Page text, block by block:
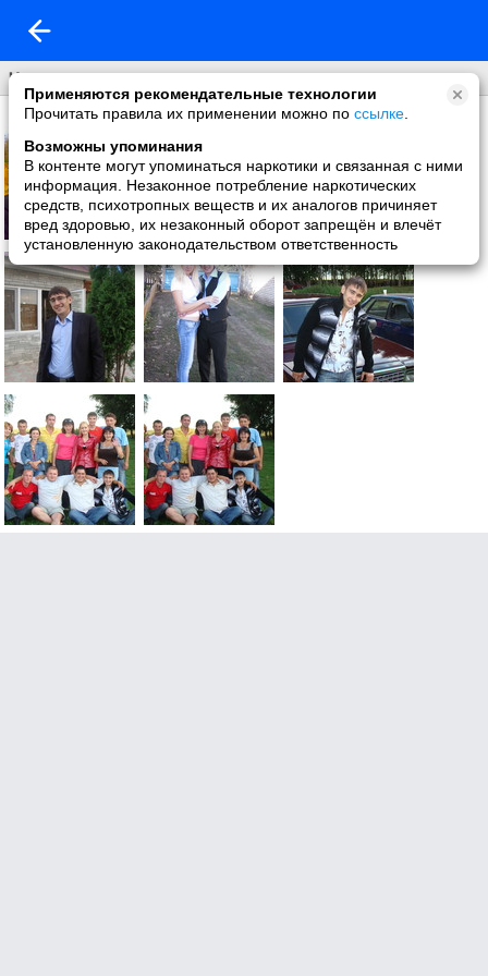
Применяются рекомендательные технологии
Прочитать правила их применении можно по ссылке
Возможны упоминания
В контенте могут упоминаться наркотики и связанная с ними
информация. Незаконное потребление наркотических
средств, психотропных веществ и их аналогов причиняет
вред здоровью, их незаконный оборот запрещён и влечёт
установленную законодательством ответственность
Что нового